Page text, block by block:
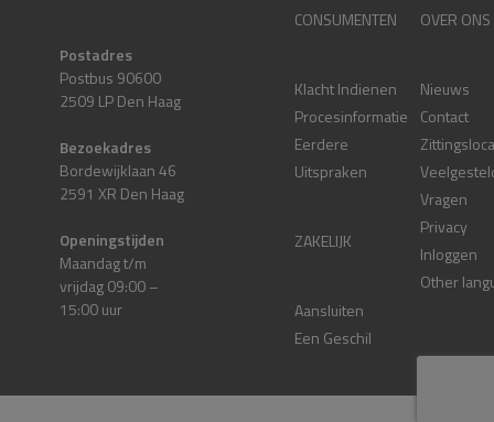
Postadres
Postbus 90600
2509 LP Den Haag
Bezoekadres
Bordewijklaan 46
2591 XR Den Haag
Openingstijden
Maandag t/m
vrijdag 09:00 –
15:00 uur
CONSUMENTEN
Klacht Indienen
Procesinformatie
Eerdere
Uitspraken
ZAKELIJK
Aansluiten
Een Geschil
OVER ONS
Nieuws
Contact
Vragen
Privacy
Inloggen
Other